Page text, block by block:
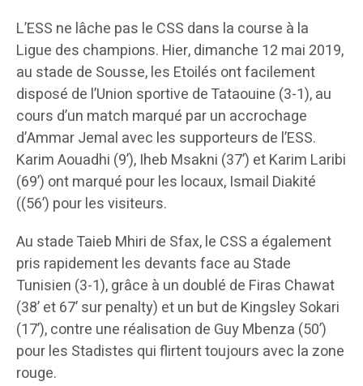
L’ESS ne lâche pas le CSS dans la course à la
Ligue des champions. Hier, dimanche 12 mai 2019,
au stade de Sousse, les Etoilés ont facilement
disposé de l’Union sportive de Tataouine (3-1), au
cours d’un match marqué par un accrochage
d’Ammar Jemal avec les supporteurs de l’ESS.
Karim Aouadhi (9’), Iheb Msakni (37’) et Karim Laribi
(69’) ont marqué pour les locaux, Ismail Diakité
((56’) pour les visiteurs.
Au stade Taieb Mhiri de Sfax, le CSS a également
pris rapidement les devants face au Stade
Tunisien (3-1), grâce à un doublé de Firas Chawat
(38’ et 67’ sur penalty) et un but de Kingsley Sokari
(17’), contre une réalisation de Guy Mbenza (50’)
pour les Stadistes qui flirtent toujours avec la zone
rouge.